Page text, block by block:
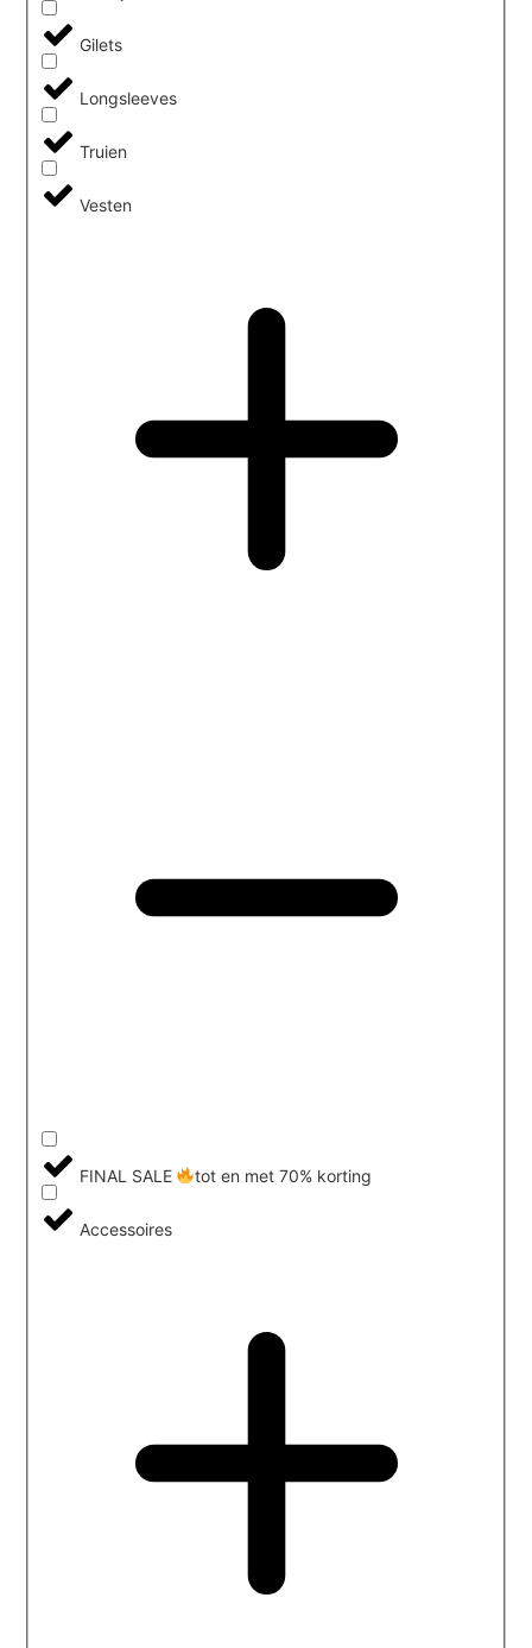
Gilets
Longsleeves
Truien
Vesten
FINAL SALE tot en met 70% korting
Accessoires